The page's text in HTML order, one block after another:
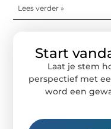
Lees verder »
Start
Laat je stem
perspectief met
word een